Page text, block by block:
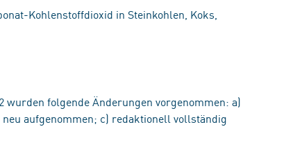
Kohlenstoffdioxid in Steinkohlen, Koks,
wurden folgende Änderungen vorgenommen: a)
aufgenommen; c) redaktionell vollständig